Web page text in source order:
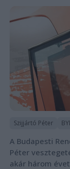
Szijjártó Péter
A Budapesti
Péter
akár három